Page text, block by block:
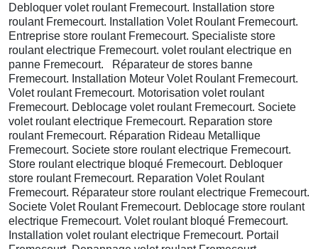
Debloquer volet roulant Fremecourt. Installation store
roulant Fremecourt. Installation Volet Roulant Fremecourt.
Entreprise store roulant Fremecourt. Specialiste store
roulant electrique Fremecourt. volet roulant electrique en
panne Fremecourt. Réparateur de stores banne
Fremecourt. Installation Moteur Volet Roulant Fremecourt.
Volet roulant Fremecourt. Motorisation volet roulant
Fremecourt. Deblocage volet roulant Fremecourt. Societe
volet roulant electrique Fremecourt. Reparation store
roulant Fremecourt. Réparation Rideau Metallique
Fremecourt. Societe store roulant electrique Fremecourt.
Store roulant electrique bloqué Fremecourt. Debloquer
store roulant Fremecourt. Reparation Volet Roulant
Fremecourt. Réparateur store roulant electrique Fremecourt.
Societe Volet Roulant Fremecourt. Deblocage store roulant
electrique Fremecourt. Volet roulant bloqué Fremecourt.
Installation volet roulant electrique Fremecourt. Portail